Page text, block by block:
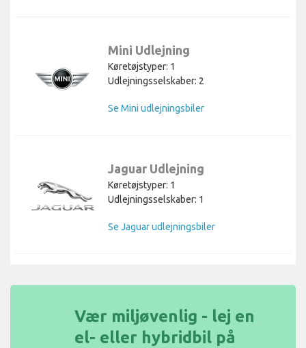
Mini Udlejning
Køretøjstyper: 1
Udlejningsselskaber: 2
Se Mini udlejningsbiler
Jaguar Udlejning
Køretøjstyper: 1
Udlejningsselskaber: 1
Se Jaguar udlejningsbiler
Vær miljøvenlig - lej en
el- eller hybridbil på